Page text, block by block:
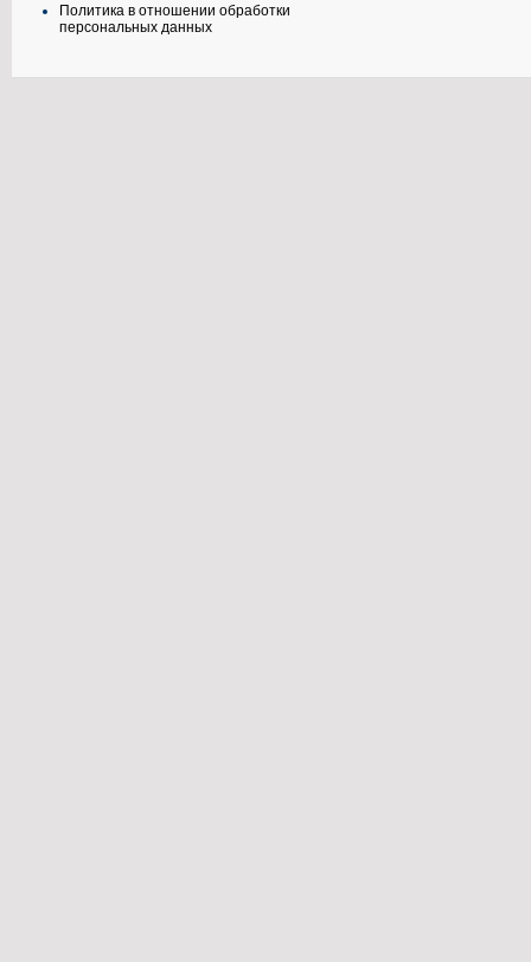
Политика в отношении обработки
персональных данных